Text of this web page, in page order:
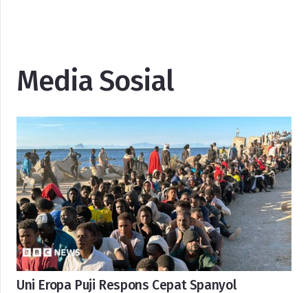
Media Sosial
Uni Eropa Puji Respons Cepat Spanyol